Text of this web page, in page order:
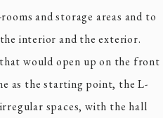
and storage areas and to
interior and the exterior.
would open up on the front
as the starting point, the L-
spaces, with the hall